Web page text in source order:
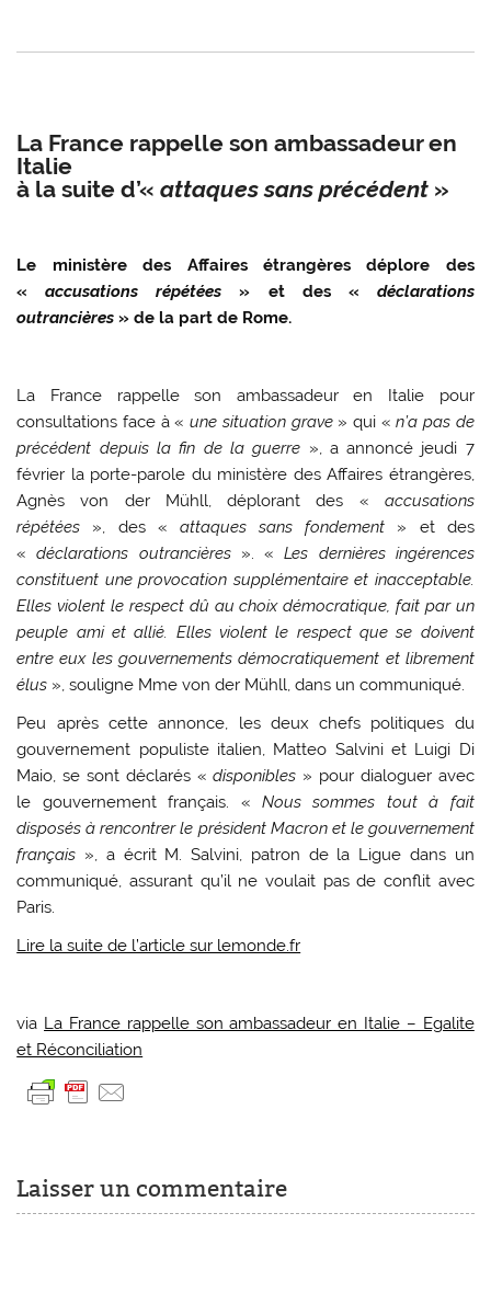
La France rappelle son ambassadeur en
Italie
à la suite d’«attaques sans précédent »
Le ministère des Affaires étrangères déplore des
«accusations répétées » et des « déclarations
outrancières » de la part de Rome.
La France rappelle son ambassadeur en Italie pour
consultations face à «une situation grave» qui «n’a pas de
précédent depuis la fin de la guerre », a annoncé jeudi 7
février la porte-parole du ministère des Affaires étrangères,
Agnès von der Mühll, déplorant des « accusations
répétées », des « attaques sans fondement » et des
«déclarations outrancières». «Les dernières ingérences
constituent une provocation supplémentaire et inacceptable.
Elles violent le respect dû au choix démocratique, fait par un
peuple ami et allié. Elles violent le respect que se doivent
entre eux les gouvernements démocratiquement et librement
élus », souligne Mme von der Mühll, dans un communiqué.
Peu après cette annonce, les deux chefs politiques du
gouvernement populiste italien, Matteo Salvini et Luigi Di
Maio, se sont déclarés «disponibles » pour dialoguer avec
le gouvernement français. « Nous sommes tout à fait
disposés à rencontrer le président Macron et le gouvernement
français », a écrit M. Salvini, patron de la Ligue dans un
communiqué, assurant qu’il ne voulait pas de conflit avec
Paris.
Lire la suite de l’article sur lemonde.fr
via La France rappelle son ambassadeur en Italie – Egalite
et Réconciliation
Laisser un commentaire